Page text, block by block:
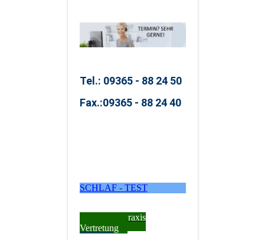
Tel.: 09365 - 88 24 50
Fax.:09365 - 88 24 40
SCHLAF - TEST
Aktuelle Praxis
Vertretung